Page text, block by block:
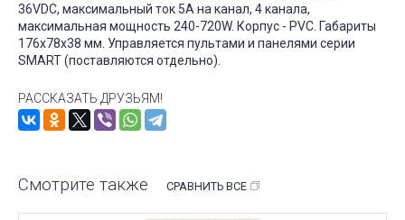
36VDC, максимальный ток 5A на канал, 4 канала,
максимальная мощность 240-720W. Корпус - PVC. Габариты
176х78х38 мм. Управляется пультами и панелями серии
SMART (поставляются отдельно).
РАССКАЗАТЬ ДРУЗЬЯМ!
Смотрите также СРАВНИТЬ ВСЕ